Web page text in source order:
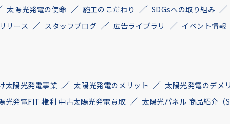
太陽光発電の使命 施工のこだわり SDGsへの取り組み
リース スタッフブログ 広告ライブラリ イベント情報
太陽光発電事業 太陽光発電のメリット 太陽光発電のデメ
光発電FIT 権利 中古太陽光発電買取 太陽光パネル 商品紹介（